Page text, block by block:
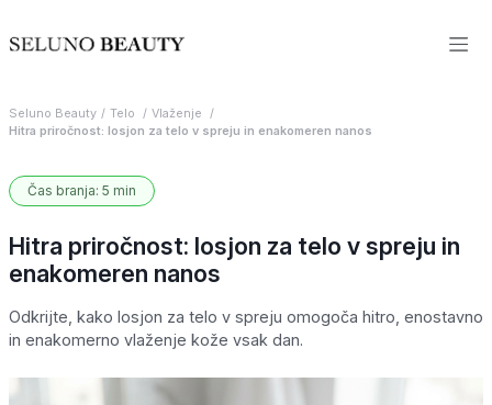
Seluno Beauty Telo
Vlaženje
Hitra priročnost: losjon za telo v spreju in enakomeren nanos
Čas branja: 5 min
Hitra priročnost: losjon za telo v spreju in
enakomeren nanos
Odkrijte, kako losjon za telo v spreju omogoča hitro, enostavno
in enakomerno vlaženje kože vsak dan.